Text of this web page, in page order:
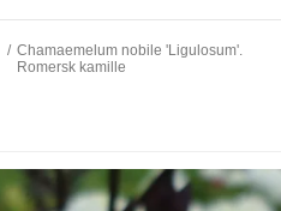
/ Chamaemelum nobile 'Ligulosum'.
Romersk kamille